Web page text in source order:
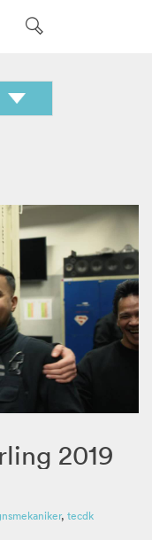
2019
, tecdk